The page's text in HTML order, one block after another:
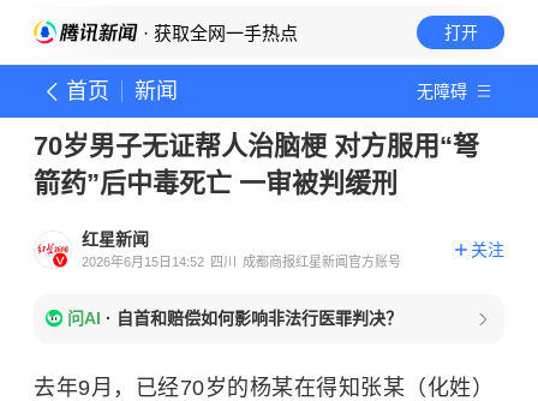
· 获取全网一手热点 打开
首页 新闻 无障碍
70岁男子无证帮人治脑梗 对方服用“弩
箭药”后中毒死亡 一审被判缓刑
红星新闻
2026年6月15日14:52 四川 成都商报红星新闻官方账号
关注
问AI · 自首和赔偿如何影响非法行医罪判决？
去年9月，已经70岁的杨某在得知张某（化姓）